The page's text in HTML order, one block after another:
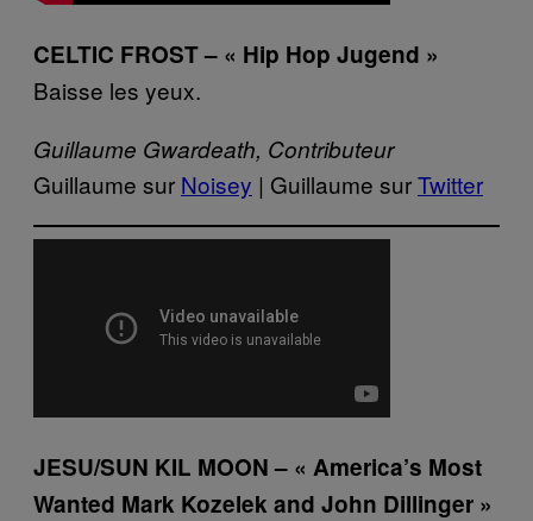
CELTIC FROST – « Hip Hop Jugend »
Baisse les yeux.
Guillaume Gwardeath, Contributeur
Guillaume sur Noisey | Guillaume surTwitter
JESU/SUN KIL MOON – « America’s Most
Wanted Mark Kozelek and John Dillinger‬ »